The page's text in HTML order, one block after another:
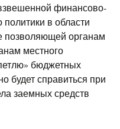
финансово-
в области
позволяющей органам
местного
бюджетных
будет справиться при
заемных средств